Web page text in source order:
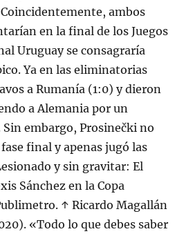
ambos
en la final de los Juegos
Uruguay se consagraría
Ya en las eliminatorias
a Rumanía (1:0) y dieron
a Alemania por un
embargo, Prosinečki no
final y apenas jugó las
y sin gravitar: El
Sánchez en la Copa
↑ Ricardo Magallán
«Todo lo que debes saber